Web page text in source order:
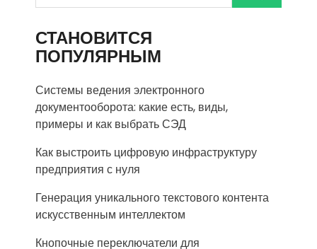
СТАНОВИТСЯ
ПОПУЛЯРНЫМ
Системы ведения электронного
документооборота: какие есть, виды,
примеры и как выбрать СЭД
Как выстроить цифровую инфраструктуру
предприятия с нуля
Генерация уникального текстового контента
искусственным интеллектом
Кнопочные переключатели для